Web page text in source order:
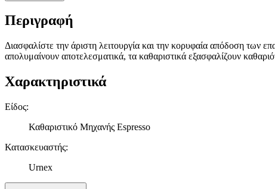
Περιγραφή
Διασφαλίστε την άριστη λειτουργία και την κορυφαία απόδοση των
απολυμαίνουν αποτελεσματικά, τα καθαριστικά εξασφαλίζουν
Χαρακτηριστικά
Είδος:
Καθαριστικό Μηχανής Espresso
Κατασκευαστής:
Urnex